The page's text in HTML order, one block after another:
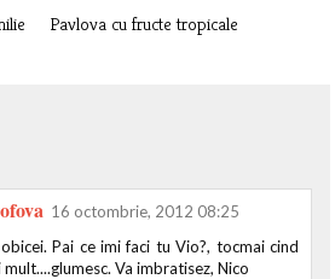
Pavlova cu fructe tropicale
16 octombrie, 2012 08:25
Pai ce imi faci tu Vio?, tocmai cind
Va imbratisez, Nico